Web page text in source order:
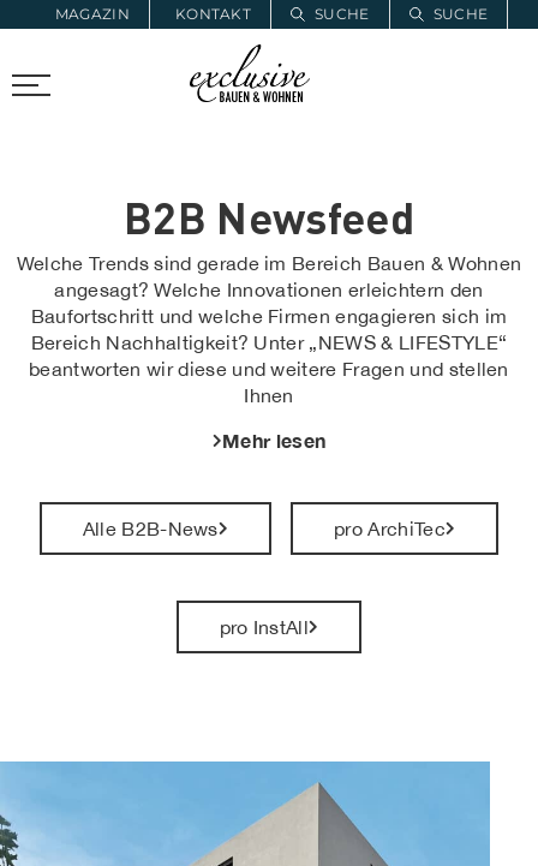
MAGAZIN KONTAKT SUCHE
SUCHE
PROARCHITEC PROINSTALL
B2B Newsfeed
Welche Trends sind gerade im Bereich Bauen & Wohnen
angesagt? Welche Innovationen erleichtern den
Baufortschritt und welche Firmen engagieren sich im
Bereich Nachhaltigkeit? Unter „NEWS & LIFESTYLE“
beantworten wir diese und weitere Fragen und stellen
Ihnen
Mehr lesen
Alle B2B-News pro ArchiTec
pro InstAll